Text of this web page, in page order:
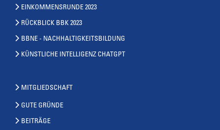
EINKOMMENSRUNDE 2023
RÜCKBLICK BBK 2023
BBNE - NACHHALTIGKEITSBILDUNG
KÜNSTLICHE INTELLIGENZ CHATGPT
MITGLIEDSCHAFT
GUTE GRÜNDE
BEITRÄGE